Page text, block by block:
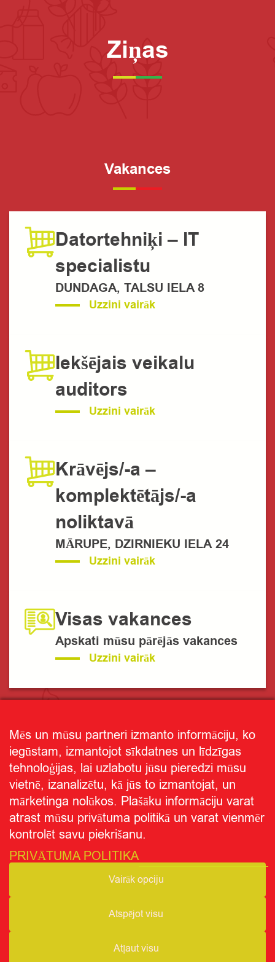
Ziņas
Vakances
Datortehniķi – IT
specialistu
DUNDAGA, TALSU IELA 8
Uzzini vairāk
Iekšējais veikalu
auditors
Uzzini vairāk
Krāvējs/-a –
komplektētājs/-a
noliktavā
MĀRUPE, DZIRNIEKU IELA 24
Uzzini vairāk
Visas vakances
Apskati mūsu pārējās vakances
Uzzini vairāk
Receptes
Ziņas
Mēs un mūsu partneri izmanto informāciju, ko
iegūstam, izmantojot sīkdatnes un līdzīgas
tehnoloģijas, lai uzlabotu jūsu pieredzi mūsu
vietnē, izanalizētu, kā jūs to izmantojat, un
mārketinga nolūkos. Plašāku informāciju varat
atrast mūsu privātuma politikā un varat vienmēr
kontrolēt savu piekrišanu.
PRIVĀTUMA POLITIKA
Vairāk opciju
Atspējot visu
Atļaut visu